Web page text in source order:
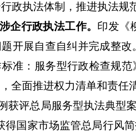
行政执法体制，推进执法规
企行政执法工作。 印发《
开展自查自纠并完成整
准：服务型行政检查规
全面推进权力清单和责任
获评总局服务型执法典型
得国家市场监管总局行风